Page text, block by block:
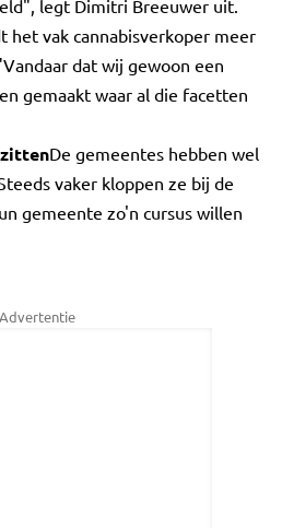
legt Dimitri Breeuwer uit.
het vak cannabisverkoper meer
dat wij gewoon een
gemaakt waar al die facetten
De gemeentes hebben wel
vaker kloppen ze bij de
gemeente zo'n cursus willen
Advertentie